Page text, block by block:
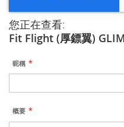
您正在查看:
Fit Flight (厚鏢翼)
昵稱
概要